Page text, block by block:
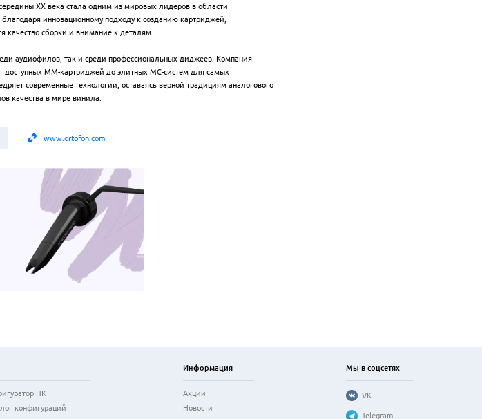
XX века стала одним из мировых лидеров в области
благодаря инновационному подходу к созданию картриджей,
сборки и внимание к деталям.
аудиофилов, так и среди профессиональных диджеев. Компания
MM-картриджей до элитных MC-систем для самых
современные технологии, оставаясь верной традициям аналогового
качества в мире винила.
www.ortofon.com
ПК
конфигураций
Информация
Акции
Новости
Мы в соцсетях
VK
Telegram